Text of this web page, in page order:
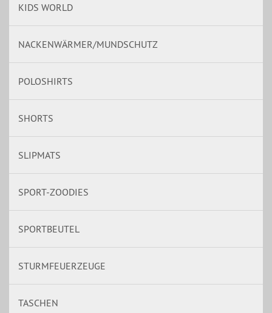
KIDS WORLD
NACKENWÄRMER/MUNDSCHUTZ
POLOSHIRTS
SHORTS
SLIPMATS
SPORT-ZOODIES
SPORTBEUTEL
STURMFEUERZEUGE
TASCHEN